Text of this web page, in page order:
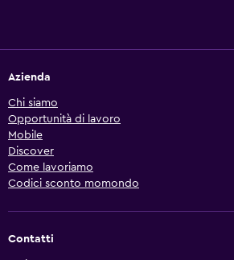
Azienda
Chi siamo
Opportunità di lavoro
Mobile
Discover
Come lavoriamo
Codici sconto momondo
Contatti